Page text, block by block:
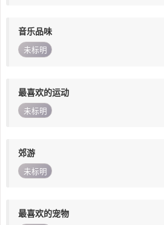
音乐品味
未标明
最喜欢的运动
未标明
郊游
未标明
最喜欢的宠物